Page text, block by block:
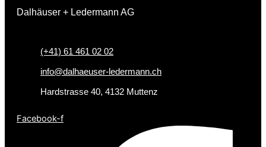
Dalhäuser + Ledermann AG
(+41) 61 461 02 02
info@dalhaeuser-ledermann.ch
Hardstrasse 40, 4132 Muttenz
Facebook-f